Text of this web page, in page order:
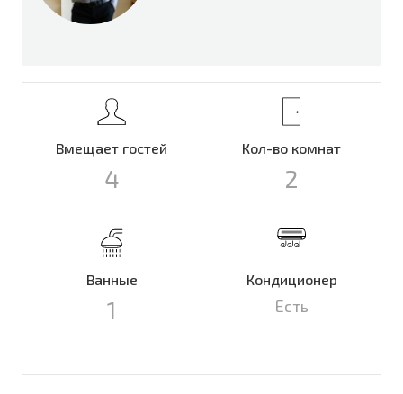
Вмещает гостей
4
Кол-во комнат
2
Ванные
1
Кондиционер
Есть